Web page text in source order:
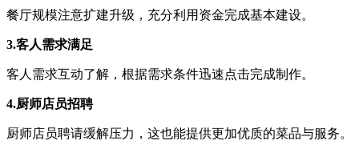
餐厅规模注意扩建升级，充分利用资金完成基本建设。
3.客人需求满足
客人需求互动了解，根据需求条件迅速点击完成制作。
4.厨师店员招聘
厨师店员聘请缓解压力，这也能提供更加优质的菜品与服务。